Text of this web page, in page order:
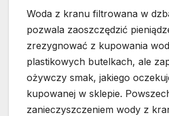
Woda z kranu filtrowana w
pozwala zaoszczędzić
zrezygnować z kupowania
plastikowych butelkach, ale
ożywczy smak, jakiego
kupowanej w sklepie.
zanieczyszczeniem wody z